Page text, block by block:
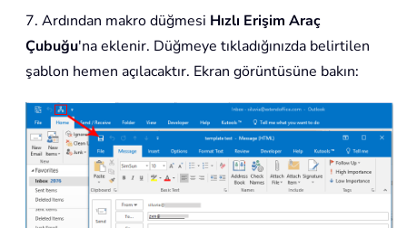
7. Ardından makro düğmesi Hızlı Erişim Araç
Çubuğu'na eklenir. Düğmeye tıkladığınızda belirtilen
şablon hemen açılacaktır. Ekran görüntüsüne bakın: